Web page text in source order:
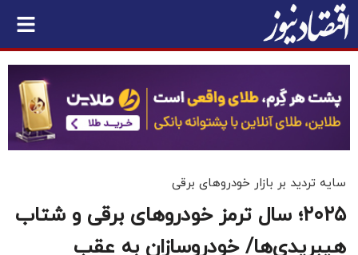
سایه تردید بر بازار خودروهای برقی
۲۰۲۵؛ سال ترمز خودروهای برقی‌ و شتاب
هیبریدی‌ها/ خودروسازان به عقب